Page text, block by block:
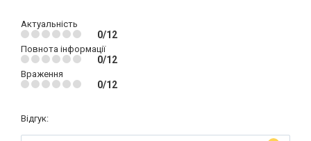
Актуальність
0/12
Повнота інформації
0/12
Враження
0/12
Відгук: